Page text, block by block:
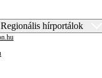
Regionális hírportálok